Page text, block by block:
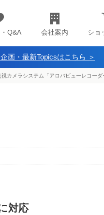
Q&A 会社案内 ショ
画・最新Topicsはこちら ＞
カメラシステム「アロバビューレコーダ
対応